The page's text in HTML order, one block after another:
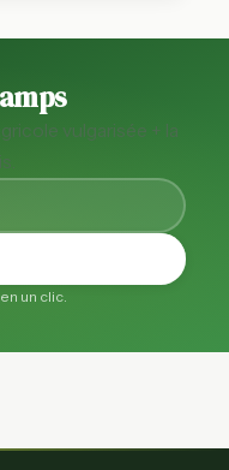
vulgarisée + la
un clic.